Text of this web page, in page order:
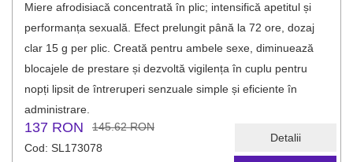
Detalii
Miere afrodisiacă concentrată în plic; intensifică apetitul și
performanța sexuală. Efect prelungit până la 72 ore, dozaj
clar 15 g per plic. Creată pentru ambele sexe, diminuează
blocajele de prestare și dezvoltă vigilența în cuplu pentru
nopți lipsit de întreruperi senzuale simple și eficiente în
administrare.
137 RON
145.62 RON
Cod: SL173078